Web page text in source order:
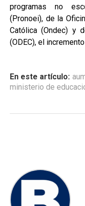
programas no
(Pronoei), de la
Católica (Ondec) y
(ODEC), el
En este artículo:
ministerio de